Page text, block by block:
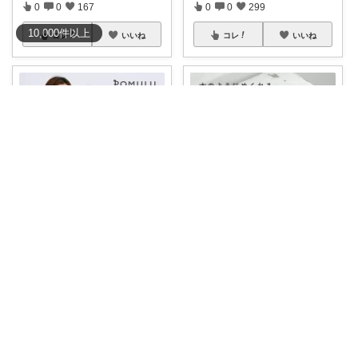
10,000件以上
0 0 167
コレ いいね
0 0 299
コレ いいね